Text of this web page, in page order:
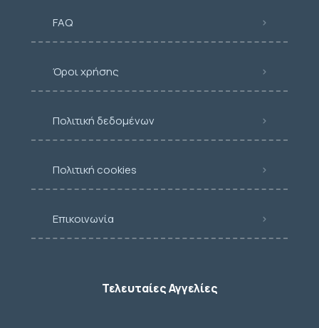
FAQ
Όροι χρήσης
Πολιτική δεδομένων
Πολιτική cookies
Επικοινωνία
Τελευταίες Αγγελίες